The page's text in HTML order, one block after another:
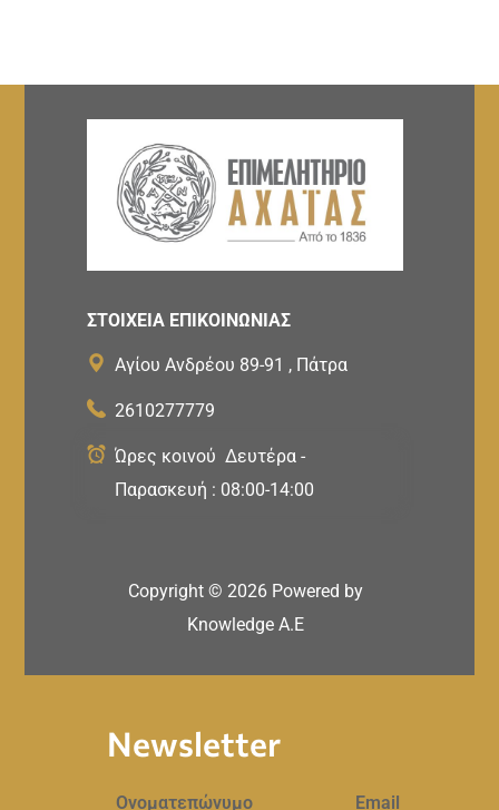
ΣΤΟΙΧΕΙΑ ΕΠΙΚΟΙΝΩΝΙΑΣ
Αγίου Ανδρέου 89-91 , Πάτρα
2610277779
Ώρες κοινού Δευτέρα -
Παρασκευή : 08:00-14:00
Copyright © 2026 Powered by
Knowledge A.E
Newsletter